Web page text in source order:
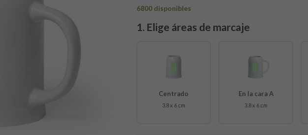
6800 disponibles
1. Elige áreas de marcaje
Centrado
3.8 x 6 cm
En la cara A
3.8 x 6 cm